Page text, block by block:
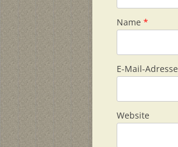
Name *
E-Mail-Adresse
Website